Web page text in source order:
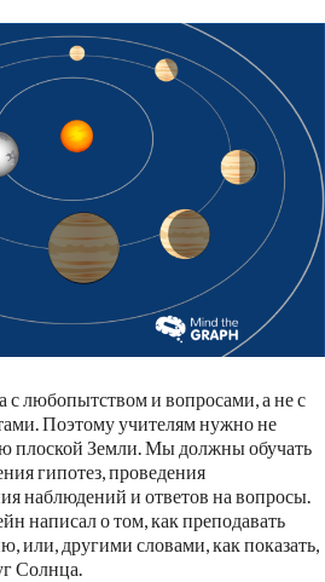
с любопытством и вопросами, а не с
Поэтому учителям нужно не
плоской Земли. Мы должны обучать
гипотез, проведения
наблюдений и ответов на вопросы.
написал о том, как преподавать
или, другими словами, как показать,
Солнца.